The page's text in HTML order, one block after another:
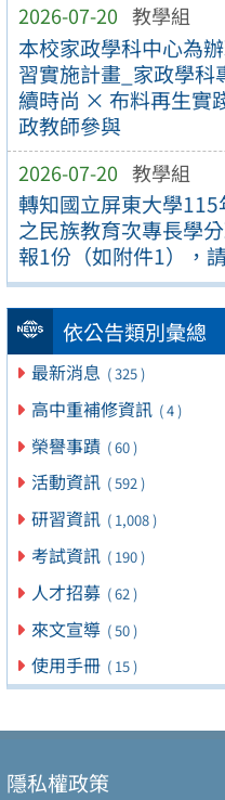
2026-07-20 教學組
本校家政學科中心為
習實施計畫_家政學
續時尚 × 布料再生實
政教師參與
2026-07-20 教學組
轉知國立屏東大學
之民族教育次專長學
報1份（如附件1），
依公告類別彙總
最新消息 ( 325 )
高中重補修資訊 ( 4 )
榮譽事蹟 ( 60 )
活動資訊 ( 592 )
研習資訊 ( 1,008 )
考試資訊 ( 190 )
人才招募 ( 62 )
來文宣導 ( 50 )
使用手冊 ( 15 )
隱私權政策